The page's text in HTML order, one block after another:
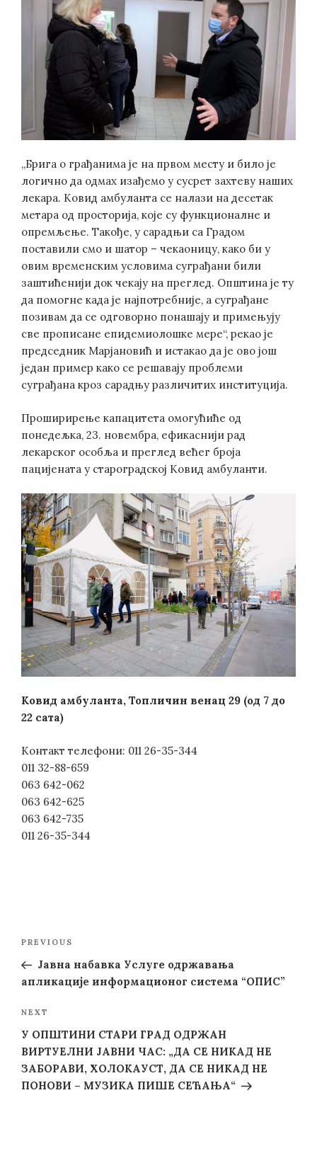
„Брига о грађанима је на првом месту и било је
логично да одмах изађемо у сусрет захтеву наших
лекара. Ковид амбуланта се налази на десетак
метара од просторија, које су функционалне и
опремљење. Такође, у сарадњи са Градом
поставили смо и шатор – чекаоницу, како би у
овим временским условима суграђани били
заштићенији док чекају на преглед. Општина је ту
да помогне када је најпотребније, а суграђане
позивам да се одговорно понашају и примењују
све прописане епидемиолошке мере“, рекао је
председник Марјановић и истакао да је ово још
један пример како се решавају проблеми
суграђана кроз сарадњу различитих институција.
Проширирење капацитета омогућиће од
понедељка, 23. новембра, ефикаснији рад
лекарског особља и преглед већег броја
пацијената у староградској Kовид амбуланти.
Ковид амбуланта, Топличин венaц 29 (од 7 до
22 сата)
Контакт телефони: 011 26-35-344
011 32-88-659
063 642-062
063 642-625
063 642-735
011 26-35-344
Previous
Post
PREVIOUS
Јавна набавка Услуге одржавања
апликације информационог система “ОПИС”
Next
Post
NEXT
У ОПШТИНИ СТАРИ ГРАД ОДРЖАН
ВИРТУЕЛНИ ЈАВНИ ЧАС: „ДА СЕ НИКАД НЕ
ЗАБОРАВИ, ХОЛОКАУСТ, ДА СЕ НИКАД НЕ
ПОНОВИ – МУЗИКА ПИШЕ СЕЋАЊА“